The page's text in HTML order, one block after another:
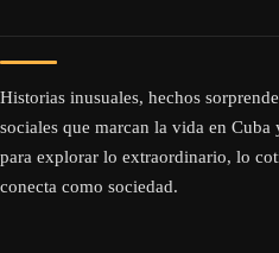
Historias inusuales, hechos
sociales que marcan la vida en
para explorar lo extraordinario, lo
conecta como sociedad.